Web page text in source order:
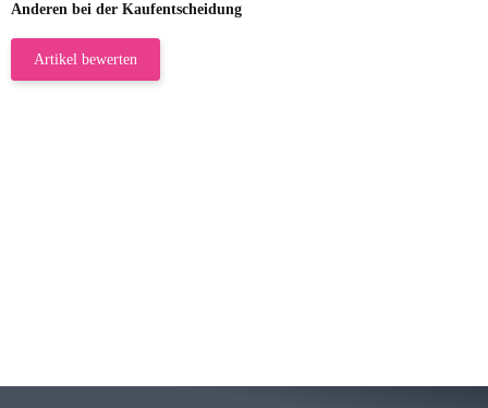
Anderen bei der Kaufentscheidung
Artikel bewerten